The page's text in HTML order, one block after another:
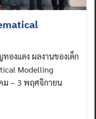
องแดง ผลงานของเด็ก
Modelling
ม – 3 พฤศจิกายน